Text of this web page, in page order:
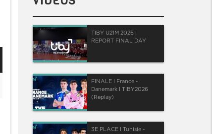
TIBY U21M 2026 I
REPORT FINAL DAY
FINALE I France -
Danemark I TIBY2026
(Replay)
3E PLACE I Tunisie -